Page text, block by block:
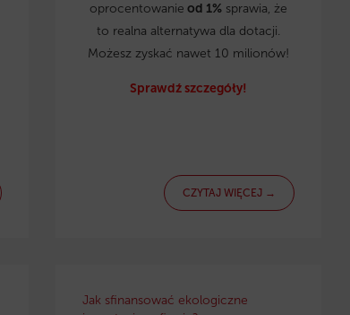
oprocentowanie od 1%sprawia, że
to realna alternatywa dla dotacji.
Możesz zyskać nawet 10 milionów!
Sprawdź szczegóły!
CZYTAJ WIĘCEJ →
Jak sfinansować ekologiczne